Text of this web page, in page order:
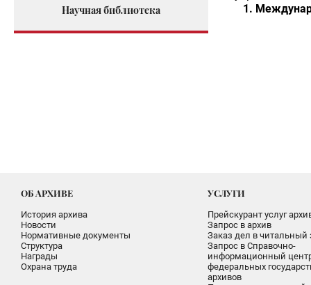
Научная библиотека
ОБ АРХИВЕ
История архива
Новости
Нормативные документы
Структура
Награды
Охрана труда
УСЛУГИ
Прейскурант услуг
Запрос в архив
Заказ дел в читальный
Запрос в Справочно-
информационный
федеральных
архивов